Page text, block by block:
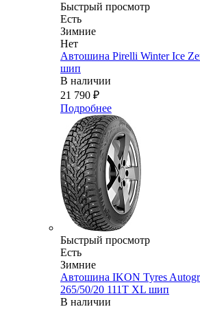
Быстрый просмотр
Есть
Зимние
Нет
Автошина Pirelli Winter Ice
шип
В наличии
21 790 ₽
Подробнее
Быстрый просмотр
Есть
Зимние
Автошина IKON Tyres
265/50/20 111T XL шип
В наличии